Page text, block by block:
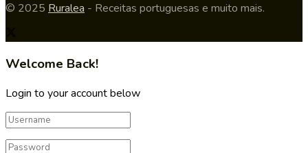
© 2025 Ruralea - Receitas portuguesas e muito mais.
Welcome Back!
Login to your account below